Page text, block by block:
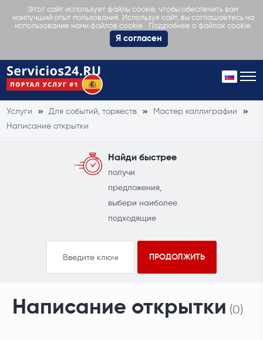
Этот сайт использует файлы cookie, чтобы обеспечить вам
наилучший опыт пользования. Используя сайт, вы соглашаетесь на
использование нами файлов cookie.
Подробнее о файлах cookie.
Я согласен
Услуги Для событий, торжеств
Мастер каллиграфии
Написание открытки
Найди быстрее
получи
предложения,
выбери наиболее
подходящие
Написание открытки (0)